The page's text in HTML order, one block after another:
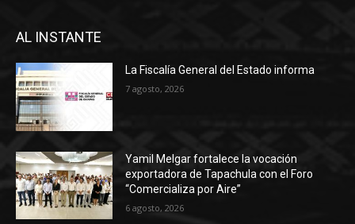
AL INSTANTE
La Fiscalía General del Estado informa
7 agosto, 2026
Yamil Melgar fortalece la vocación
exportadora de Tapachula con el Foro
“Comercializa por Aire”
6 agosto, 2026